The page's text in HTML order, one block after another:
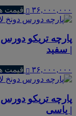
۳۶,۰۰۰,۰۰۰ قیمت
پارچه تریکو
| سفید
۳۶,۰۰۰,۰۰۰ قیمت
پارچه تریکو
| یاسی